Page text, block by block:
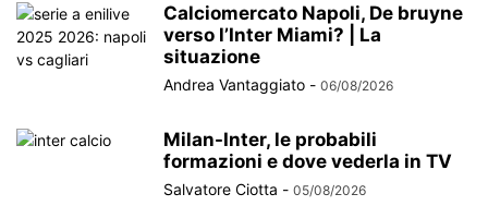
Calciomercato Napoli, De bruyne
verso l’Inter Miami? | La
situazione
Andrea Vantaggiato - 06/08/2026
Milan-Inter, le probabili
formazioni e dove vederla in TV
Salvatore Ciotta - 05/08/2026